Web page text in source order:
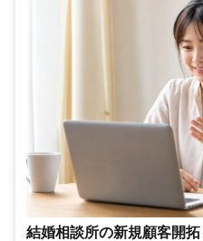
結婚相談所の新規顧客開